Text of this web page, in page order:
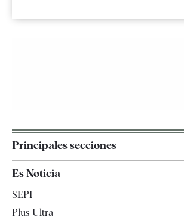
Principales secciones
España
Es Noticia
SEPI
Plus Ultra